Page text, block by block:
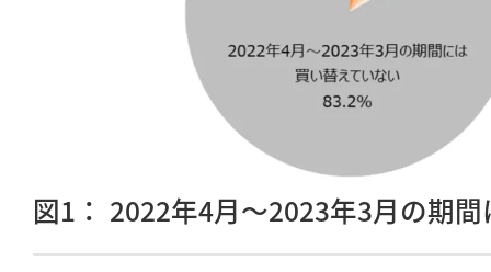
図1： 2022年4月～2023年3月の期